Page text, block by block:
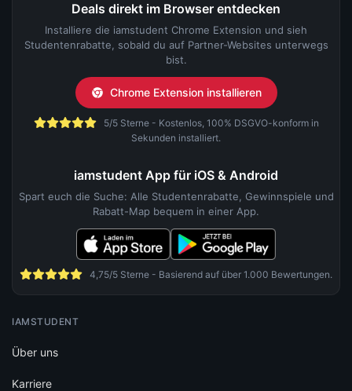
Deals direkt im Browser entdecken
Installiere die iamstudent Chrome Extension und sieh
Studentenrabatte, sobald du auf Partner-Websites unterwegs
bist.
Chrome Extension installieren
5/5 Sterne - Kostenlos, 100% DSGVO-konform in
Sekunden installiert.
iamstudent App für iOS & Android
Spart euch die Suche: Alle Studentenrabatte, Gewinnspiele und
Rabatt-Map bequem in einer App.
4,75/5 Sterne - Basierend auf über 1.000 Bewertungen.
IAMSTUDENT
Über uns
Karriere